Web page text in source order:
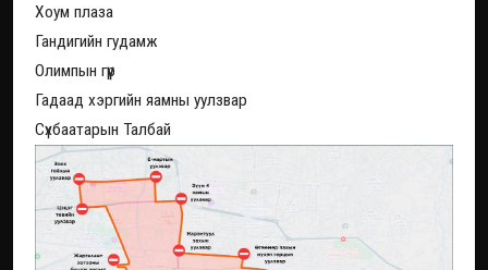
Хоум плаза
Гандигийн гудамж
Олимпын гүүр
Гадаад хэргийн яамны уулзвар
Сүхбаатарын Талбай